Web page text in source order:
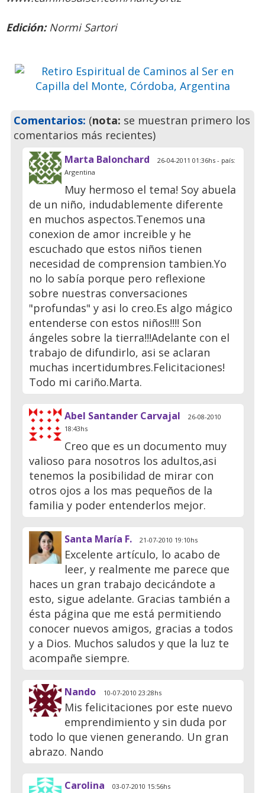
Edición: Normi Sartori
Previo
Comentarios: (nota: se muestran primero los
comentarios más recientes)
Marta Balonchard 26-04-2011 01:36hs - país:
Argentina
Muy hermoso el tema! Soy abuela
de un niño, indudablemente diferente
en muchos aspectos.Tenemos una
conexion de amor increible y he
escuchado que estos niños tienen
necesidad de comprension tambien.Yo
no lo sabía porque pero reflexione
sobre nuestras conversaciones
"profundas" y asi lo creo.Es algo mágico
entenderse con estos niños!!!! Son
ángeles sobre la tierra!!!Adelante con el
trabajo de difundirlo, asi se aclaran
muchas incertidumbres.Felicitaciones!
Todo mi cariño.Marta.
Abel Santander Carvajal 26-08-2010
18:43hs
Creo que es un documento muy
valioso para nosotros los adultos,asi
tenemos la posibilidad de mirar con
otros ojos a los mas pequeños de la
familia y poder entenderlos mejor.
Santa María F. 21-07-2010 19:10hs
Excelente artículo, lo acabo de
leer, y realmente me parece que
haces un gran trabajo decicándote a
esto, sigue adelante. Gracias también a
ésta página que me está permitiendo
conocer nuevos amigos, gracias a todos
y a Dios. Muchos saludos y que la luz te
acompañe siempre.
Nando 10-07-2010 23:28hs
Mis felicitaciones por este nuevo
emprendimiento y sin duda por
todo lo que vienen generando. Un gran
abrazo. Nando
Carolina 03-07-2010 15:56hs